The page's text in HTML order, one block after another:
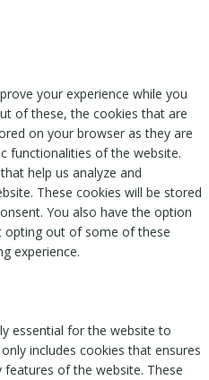
your experience while you
of these, the cookies that are
on your browser as they are
functionalities of the website.
help us analyze and
These cookies will be stored
You also have the option
out of some of these
experience.
essential for the website to
includes cookies that ensures
of the website. These